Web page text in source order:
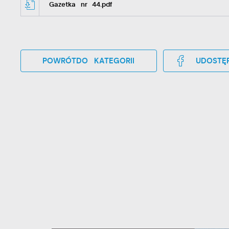
Gazetka nr 44.pdf
POWRÓTDO KATEGORII